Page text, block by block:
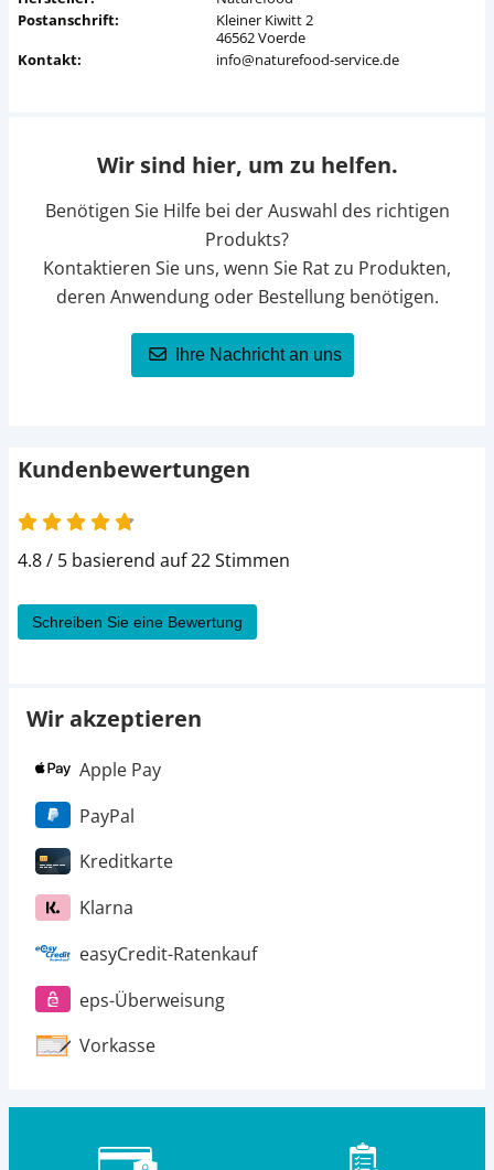
Postanschrift:
Kleiner Kiwitt 2
46562 Voerde
Kontakt:
info@naturefood-service.de
Wir sind hier, um zu helfen.
Benötigen Sie Hilfe bei der Auswahl des richtigen
Produkts?
Kontaktieren Sie uns, wenn Sie Rat zu Produkten,
deren Anwendung oder Bestellung benötigen.
Ihre Nachricht an uns
Kundenbewertungen
4.8 von 5
4.8 / 5 basierend auf 22 Stimmen
Schreiben Sie eine Bewertung
Wir akzeptieren
Apple Pay
PayPal
Kreditkarte
Klarna
easyCredit-Ratenkauf
eps-Überweisung
Vorkasse